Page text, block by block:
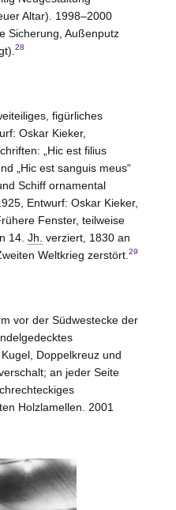
Altar). 1998–2000
Sicherung, Außenputz
28
figürliches
Oskar Kieker,
„Hic est filius
„Hic est sanguis meus“
Schiff ornamental
Entwurf: Oskar Kieker,
Fenster, teilweise
14. Jh. verziert, 1830 an
Weltkrieg zerstört. 29
vor der Südwestecke der
Doppelkreuz und
an jeder Seite
Holzlamellen. 2001